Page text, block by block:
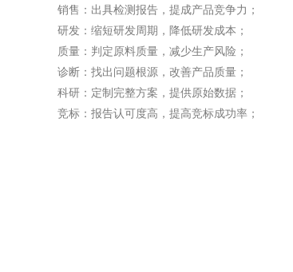
销售：出具检测报告，提成产品竞争力；
研发：缩短研发周期，降低研发成本；
质量：判定原料质量，减少生产风险；
诊断：找出问题根源，改善产品质量；
科研：定制完整方案，提供原始数据；
竞标：报告认可度高，提高竞标成功率；